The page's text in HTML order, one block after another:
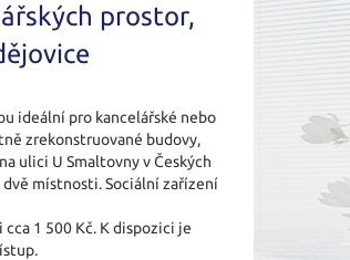
prostor,
ideální pro kancelářské nebo
zrekonstruované budovy,
ulici U Smaltovny v Českých
místnosti. Sociální zařízení
1 500 Kč. K dispozici je